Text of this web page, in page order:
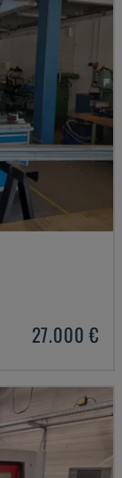
27.000 €